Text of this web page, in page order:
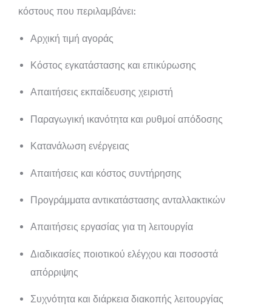
κόστους που περιλαμβάνει:
Αρχική τιμή αγοράς
Κόστος εγκατάστασης και επικύρωσης
Απαιτήσεις εκπαίδευσης χειριστή
Παραγωγική ικανότητα και ρυθμοί απόδοσης
Κατανάλωση ενέργειας
Απαιτήσεις και κόστος συντήρησης
Προγράμματα αντικατάστασης ανταλλακτικών
Απαιτήσεις εργασίας για τη λειτουργία
Διαδικασίες ποιοτικού ελέγχου και ποσοστά
απόρριψης
Συχνότητα και διάρκεια διακοπής λειτουργίας